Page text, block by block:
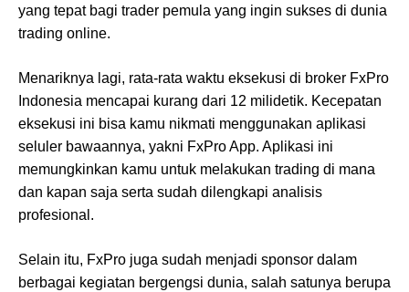
yang tepat bagi trader pemula yang ingin sukses di dunia
trading online.
Menariknya lagi, rata-rata waktu eksekusi di broker FxPro
Indonesia mencapai kurang dari 12 milidetik. Kecepatan
eksekusi ini bisa kamu nikmati menggunakan aplikasi
seluler bawaannya, yakni FxPro App. Aplikasi ini
memungkinkan kamu untuk melakukan trading di mana
dan kapan saja serta sudah dilengkapi analisis
profesional.
Selain itu, FxPro juga sudah menjadi sponsor dalam
berbagai kegiatan bergengsi dunia, salah satunya berupa